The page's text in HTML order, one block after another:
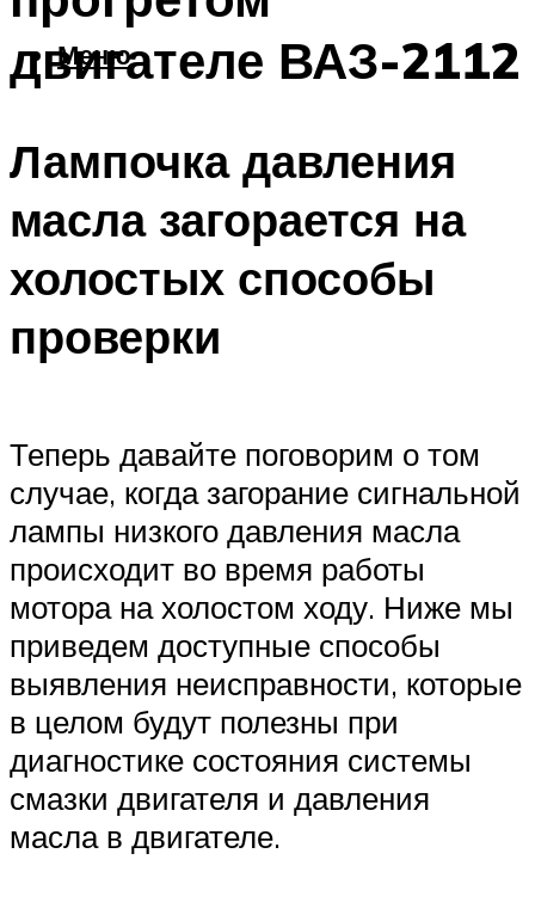
Меню
двигателе ВАЗ-2112
Лампочка давления
масла загорается на
холостых способы
проверки
Теперь давайте поговорим о том
случае, когда загорание сигнальной
лампы низкого давления масла
происходит во время работы
мотора на холостом ходу. Ниже мы
приведем доступные способы
выявления неисправности, которые
в целом будут полезны при
диагностике состояния системы
смазки двигателя и давления
масла в двигателе.